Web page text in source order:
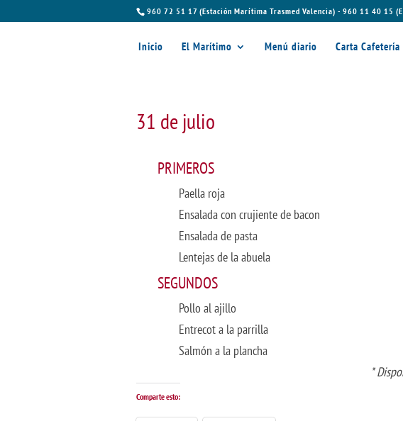
960 72 51 17 (Estación Marítima Trasmed Valencia) - 960 11 40 15
Inicio El Marítimo Menú diario Carta Cafetería
31 de julio
PRIMEROS
Paella roja
Ensalada con crujiente de bacon
Ensalada de pasta
Lentejas de la abuela
SEGUNDOS
Pollo al ajillo
Entrecot a la parrilla
Salmón a la plancha
*
Comparte esto: